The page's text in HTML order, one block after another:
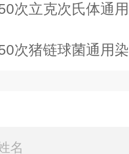
次立克次氏体通
次猪链球菌通用染料